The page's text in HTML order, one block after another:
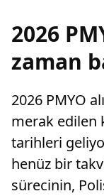
2026
zaman
2026 PMYO
merak edilen
tarihleri
henüz bir
sürecinin,